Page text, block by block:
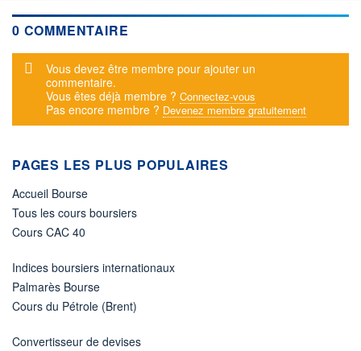
0 COMMENTAIRE
Message d'alerte
Vous devez être membre pour ajouter un
commentaire.
Vous êtes déjà membre ? Connectez-vous
Pas encore membre ? Devenez membre gratuitement
PAGES LES PLUS POPULAIRES
Accueil Bourse
Tous les cours boursiers
Cours CAC 40
Indices boursiers internationaux
Palmarès Bourse
Cours du Pétrole (Brent)
Convertisseur de devises